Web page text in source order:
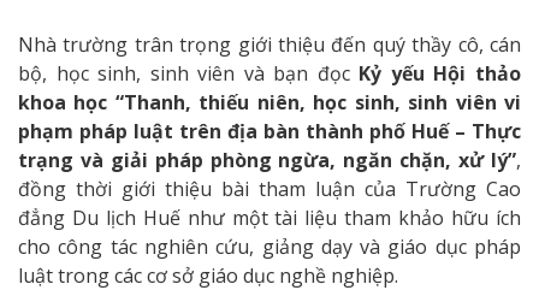
Nhà trường trân trọng giới thiệu đến quý thầy cô, cán
bộ, học sinh, sinh viên và bạn đọc Kỷ yếu Hội thảo
khoa học “Thanh, thiếu niên, học sinh, sinh viên vi
phạm pháp luật trên địa bàn thành phố Huế – Thực
trạng và giải pháp phòng ngừa, ngăn chặn, xử lý”,
đồng thời giới thiệu bài tham luận của Trường Cao
đẳng Du lịch Huế như một tài liệu tham khảo hữu ích
cho công tác nghiên cứu, giảng dạy và giáo dục pháp
luật trong các cơ sở giáo dục nghề nghiệp.